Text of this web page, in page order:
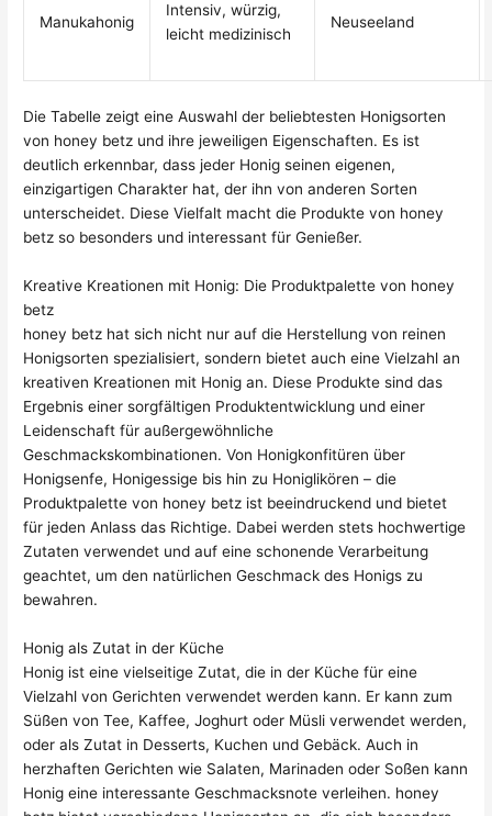
Manukahonig
Intensiv, würzig,
leicht medizinisch
Neuseeland
Die Tabelle zeigt eine Auswahl der beliebtesten Honigsorten
von honey betz und ihre jeweiligen Eigenschaften. Es ist
deutlich erkennbar, dass jeder Honig seinen eigenen,
einzigartigen Charakter hat, der ihn von anderen Sorten
unterscheidet. Diese Vielfalt macht die Produkte von honey
betz so besonders und interessant für Genießer.
Kreative Kreationen mit Honig: Die Produktpalette von honey
betz
honey betz hat sich nicht nur auf die Herstellung von reinen
Honigsorten spezialisiert, sondern bietet auch eine Vielzahl an
kreativen Kreationen mit Honig an. Diese Produkte sind das
Ergebnis einer sorgfältigen Produktentwicklung und einer
Leidenschaft für außergewöhnliche
Geschmackskombinationen. Von Honigkonfitüren über
Honigsenfe, Honigessige bis hin zu Honiglikören – die
Produktpalette von honey betz ist beeindruckend und bietet
für jeden Anlass das Richtige. Dabei werden stets hochwertige
Zutaten verwendet und auf eine schonende Verarbeitung
geachtet, um den natürlichen Geschmack des Honigs zu
bewahren.
Honig als Zutat in der Küche
Honig ist eine vielseitige Zutat, die in der Küche für eine
Vielzahl von Gerichten verwendet werden kann. Er kann zum
Süßen von Tee, Kaffee, Joghurt oder Müsli verwendet werden,
oder als Zutat in Desserts, Kuchen und Gebäck. Auch in
herzhaften Gerichten wie Salaten, Marinaden oder Soßen kann
Honig eine interessante Geschmacksnote verleihen. honey